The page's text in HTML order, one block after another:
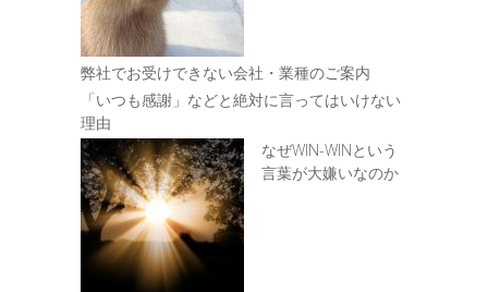
弊社でお受けできない会社・業種のご案内
「いつも感謝」などと絶対に言ってはいけない
理由
なぜWIN-WINという
言葉が大嫌いなのか